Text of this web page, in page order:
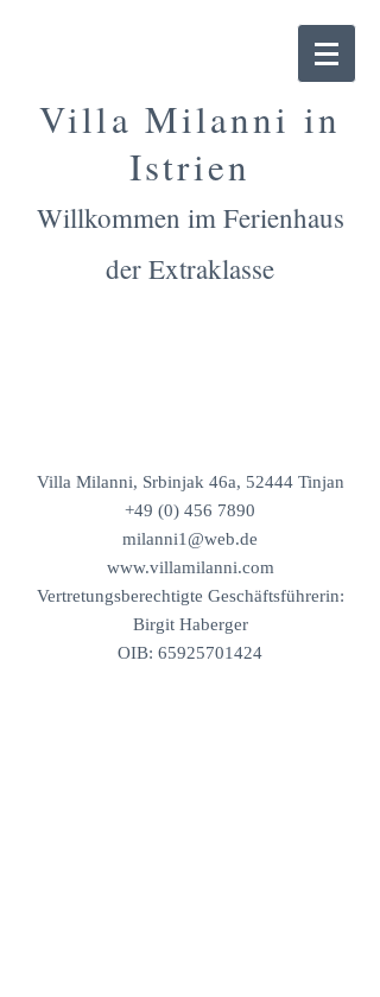
Villa Milanni in
Istrien
Willkommen im Ferienhaus
der Extraklasse
Villa Milanni, Srbinjak 46a, 52444 Tinjan
+49 (0) 456 7890
milanni1@web.de
www.villamilanni.com
Vertretungsberechtigte Geschäftsführerin:
Birgit Haberger
OIB: 65925701424